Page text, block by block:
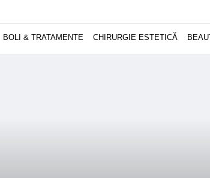
BOLI & TRATAMENTE CHIRURGIE ESTETICĂ